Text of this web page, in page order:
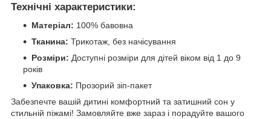
Технічні характеристики:
Матеріал: 100% бавовна
Тканина: Трикотаж, без начісування
Розміри: Доступні розміри для дітей віком від 1 до 9
років
Упаковка: Прозорий зіп-пакет
Забезпечте вашій дитині комфортний та затишний сон у
стильній піжамі! Замовляйте вже зараз і порадуйте вашого